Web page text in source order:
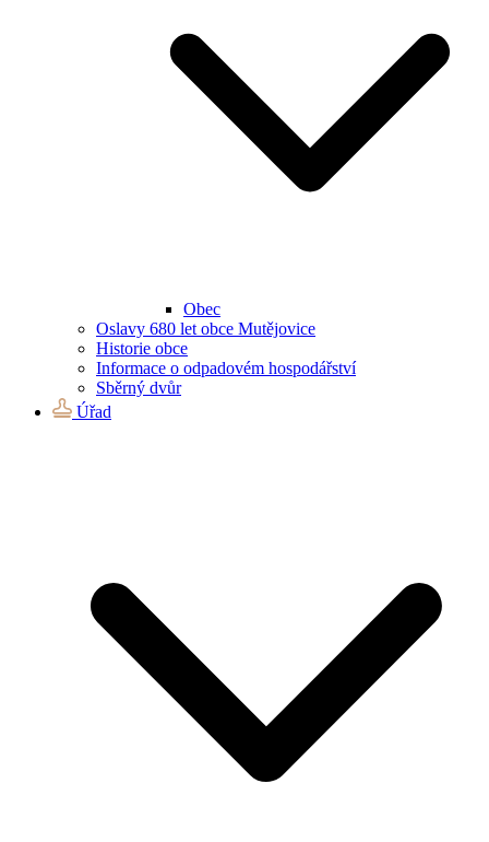
Obec
Oslavy 680 let obce Mutějovice
Historie obce
Informace o odpadovém hospodářství
Sběrný dvůr
Úřad